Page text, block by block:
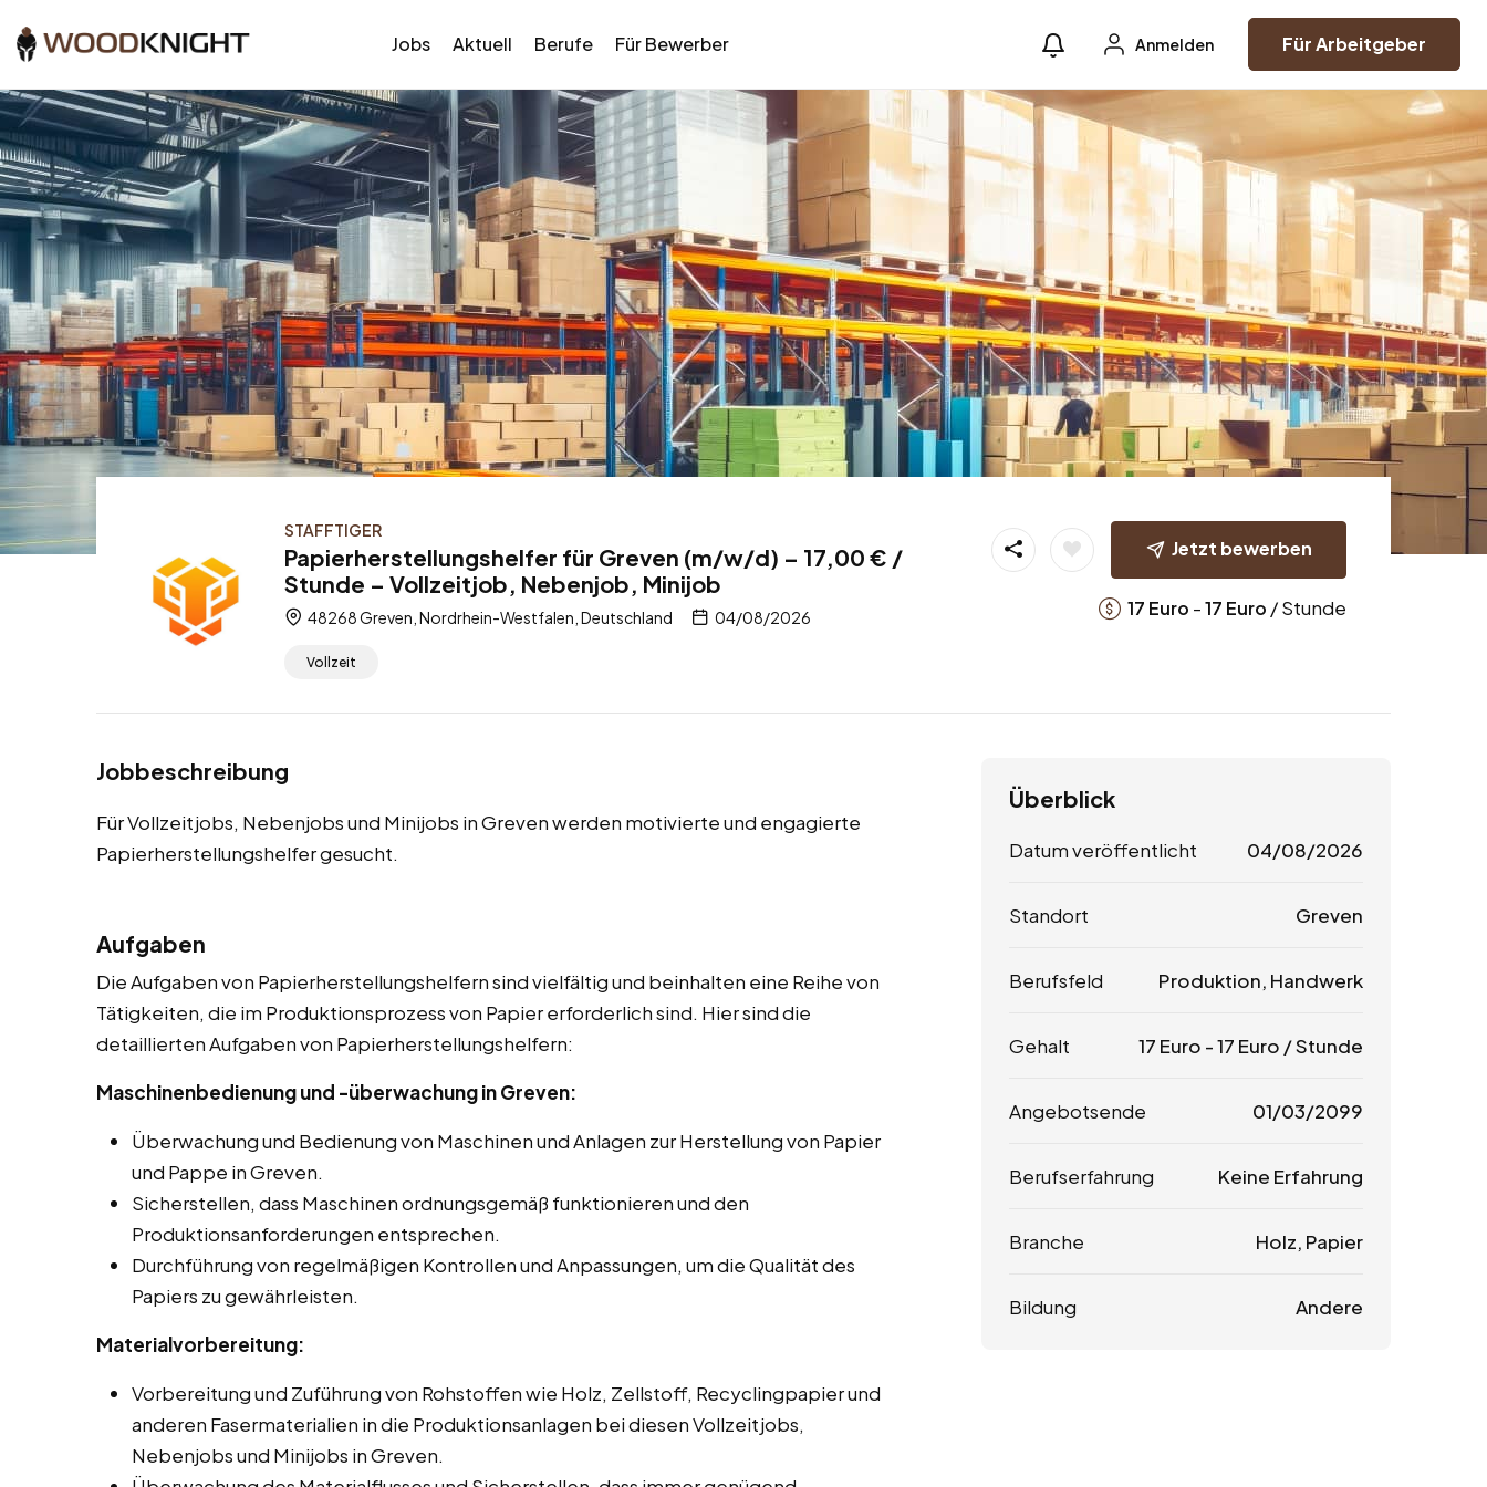
Jobs Aktuell Berufe Für Bewerber Anmelden Für Arbeitgeber
STAFFTIGER
Papierherstellungshelfer für Greven (m/w/d) – 17,00 € /
Stunde – Vollzeitjob, Nebenjob, Minijob
48268 Greven, Nordrhein-Westfalen, Deutschland 04/08/2026
Vollzeit
Jetzt bewerben
17 Euro -17 Euro / Stunde
Jobbeschreibung
Für Vollzeitjobs, Nebenjobs und Minijobs in Greven werden motivierte und engagierte
Papierherstellungshelfer gesucht.
Aufgaben
Die Aufgaben von Papierherstellungshelfern sind vielfältig und beinhalten eine Reihe von
Tätigkeiten, die im Produktionsprozess von Papier erforderlich sind. Hier sind die
detaillierten Aufgaben von Papierherstellungshelfern:
Maschinenbedienung und -überwachung in Greven:
Überwachung und Bedienung von Maschinen und Anlagen zur Herstellung von Papier
und Pappe in Greven.
Sicherstellen, dass Maschinen ordnungsgemäß funktionieren und den
Produktionsanforderungen entsprechen.
Durchführung von regelmäßigen Kontrollen und Anpassungen, um die Qualität des
Papiers zu gewährleisten.
Materialvorbereitung:
Vorbereitung und Zuführung von Rohstoffen wie Holz, Zellstoff, Recyclingpapier und
anderen Fasermaterialien in die Produktionsanlagen bei diesen Vollzeitjobs,
Nebenjobs und Minijobs in Greven.
Überblick
Datum veröffentlicht 04/08/2026
Standort Greven
Berufsfeld Produktion, Handwerk
Gehalt 17 Euro -17 Euro / Stunde
Angebotsende 01/03/2099
Berufserfahrung Keine Erfahrung
Branche Holz, Papier
Bildung Andere